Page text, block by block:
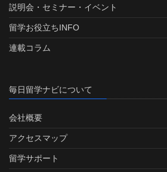
説明会・セミナー・イベント
留学お役立ちINFO
連載コラム
毎日留学ナビについて
会社概要
アクセスマップ
留学サポート